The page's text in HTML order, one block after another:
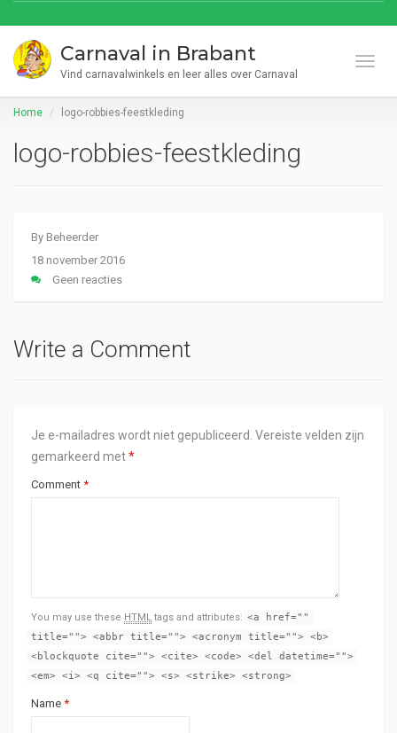
Carnaval in Brabant
Vind carnavalwinkels en leer alles over Carnaval
Home logo-robbies-feestkleding
logo-robbies-feestkleding
By Beheerder
18 november 2016
Geen reacties
Write a Comment
Je e-mailadres wordt niet gepubliceerd. Vereiste velden zijn
gemarkeerd met*
Comment *
You may use these HTML tags and attributes: <a href=""
title=""> <abbr title=""> <acronym title=""> <b>
<blockquote cite=""> <cite> <code> <del datetime="">
<em> <i> <q cite=""> <s> <strike> <strong>
Name *